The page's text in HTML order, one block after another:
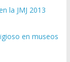
la JMJ 2013
en museos